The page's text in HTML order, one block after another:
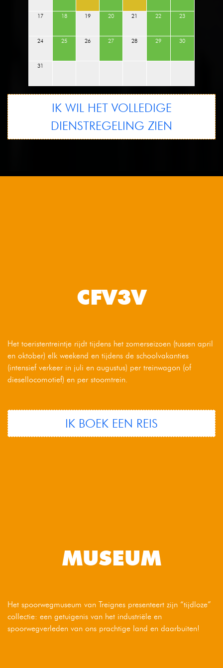
17 18 19 20 21 22 23
24 25 26 27 28 29 30
31
IK WIL HET VOLLEDIGE
DIENSTREGELING ZIEN
CFV3V
Het toeristentreintje rijdt tijdens het zomerseizoen (tussen april
en oktober) elk weekend en tijdens de schoolvakanties
(intensief verkeer in juli en augustus) per treinwagon (of
diesellocomotief) en per stoomtrein.
IK BOEK EEN REIS
MUSEUM
Het spoorwegmuseum van Treignes presenteert zijn “tijdloze”
collectie: een getuigenis van het industriële en
spoorwegverleden van ons prachtige land en daarbuiten!